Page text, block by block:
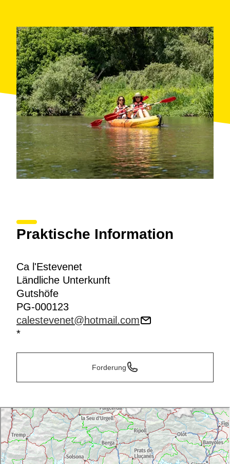
Praktische Information
Ca l'Estevenet
Ländliche Unterkunft
Gutshöfe
PG-000123
calestevenet@hotmail.com
*
Forderung